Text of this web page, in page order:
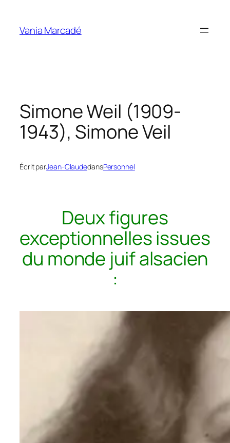
contenu
Vania Marcadé
Simone Weil (1909-
1943), Simone Veil
Écrit parJean-ClaudedansPersonnel
Deux figures
exceptionnelles issues
du monde juif alsacien
: